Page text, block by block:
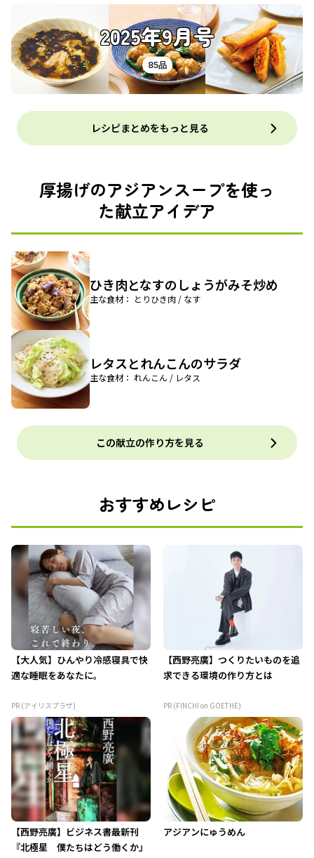
2025年9月号
85品
レシピまとめをもっと見る
厚揚げのアジアンスープを使っ
た献立アイデア
ひき肉となすのしょうがみそ炒め
主な食材： とりひき肉 / なす
レタスとれんこんのサラダ
主な食材： れんこん / レタス
この献立の作り方を見る
おすすめレシピ
【大人気】ひんやり冷感寝具で快
適な睡眠をあなたに。
PR (アイリスプラザ)
【西野亮廣】つくりたいものを追
求できる環境の作り方とは
PR (FINCHI on GOETHE)
【西野亮廣】ビジネス書最新刊
『北極星 僕たちはどう働くか』
アジアンにゅうめん